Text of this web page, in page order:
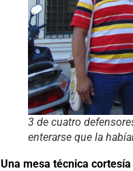
3 de cuatro
enterarse que la
Una mesa técnica cortesía